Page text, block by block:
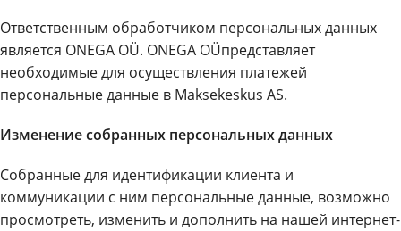
Ответственным обработчиком персональных данных
является ONEGA OÜ. ONEGA OÜпредставляет
необходимые для осуществления платежей
персональные данные в Maksekeskus AS.
Изменение собранных персональных данных
Собранные для идентификации клиента и
коммуникации с ним персональные данные, возможно
просмотреть, изменить и дополнить на нашей интернет-